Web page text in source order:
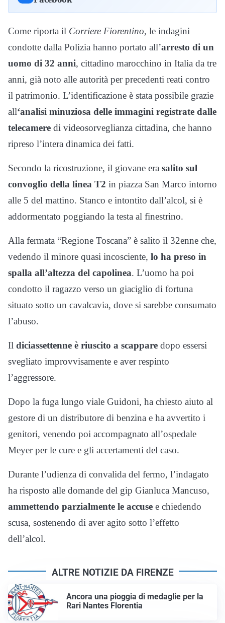
Come riporta il Corriere Fiorentino, le indagini
condotte dalla Polizia hanno portato all’arresto di un
uomo di 32 anni, cittadino marocchino in Italia da tre
anni, già noto alle autorità per precedenti reati contro
il patrimonio. L’identificazione è stata possibile grazie
all‘analisi minuziosa delle immagini registrate dalle
telecamere di videosorveglianza cittadina, che hanno
ripreso l’intera dinamica dei fatti.
Secondo la ricostruzione, il giovane era salito sul
convoglio della linea T2 in piazza San Marco intorno
alle 5 del mattino. Stanco e intontito dall’alcol, si è
addormentato poggiando la testa al finestrino.
Alla fermata “Regione Toscana” è salito il 32enne che,
vedendo il minore quasi incosciente, lo ha preso in
spalla all’altezza del capolinea. L’uomo ha poi
condotto il ragazzo verso un giaciglio di fortuna
situato sotto un cavalcavia, dove si sarebbe consumato
l’abuso.
Il diciassettenne è riuscito a scappare dopo essersi
svegliato improvvisamente e aver respinto
l’aggressore.
Dopo la fuga lungo viale Guidoni, ha chiesto aiuto al
gestore di un distributore di benzina e ha avvertito i
genitori, venendo poi accompagnato all’ospedale
Meyer per le cure e gli accertamenti del caso.
Durante l’udienza di convalida del fermo, l’indagato
ha risposto alle domande del gip Gianluca Mancuso,
ammettendo parzialmente le accuse e chiedendo
scusa, sostenendo di aver agito sotto l’effetto
dell’alcol.
ALTRE NOTIZIE DA FIRENZE
Ancora una pioggia di medaglie per la
Rari Nantes Florentia